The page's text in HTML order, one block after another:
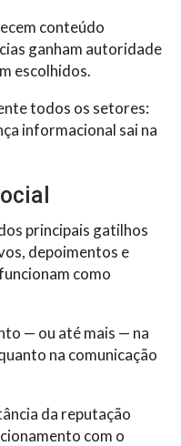
conteúdo
ganham autoridade
escolhidos.
todos os setores:
informacional sai na
principais gatilhos
depoimentos e
como
— ou até mais — na
na comunicação
da reputação
com o